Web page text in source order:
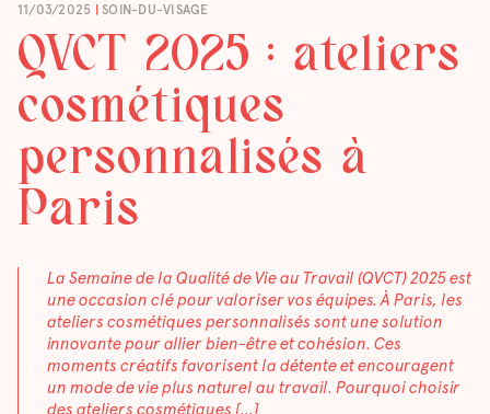
11/03/2025 |SOIN-DU-VISAGE
QVCT 2025 : ateliers
cosmétiques
personnalisés à
Paris
La Semaine de la Qualité de Vie au Travail (QVCT) 2025 est
une occasion clé pour valoriser vos équipes. À Paris, les
ateliers cosmétiques personnalisés sont une solution
innovante pour allier bien-être et cohésion. Ces
moments créatifs favorisent la détente et encouragent
un mode de vie plus naturel au travail. Pourquoi choisir
des ateliers cosmétiques […]